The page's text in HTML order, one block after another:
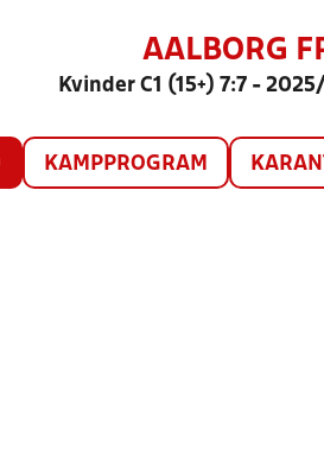
AALBORG
Kvinder C1 (15+) 7:7 -
KAMPPROGRAM